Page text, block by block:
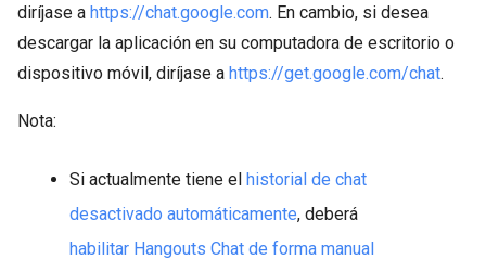
diríjase a https://chat.google.com. En cambio, si desea
descargar la aplicación en su computadora de escritorio o
dispositivo móvil, diríjase a https://get.google.com/chat.
Nota:
Si actualmente tiene el historial de chat
desactivado automáticamente, deberá
habilitar Hangouts Chat de forma manual